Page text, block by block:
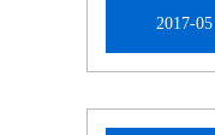
2017-05